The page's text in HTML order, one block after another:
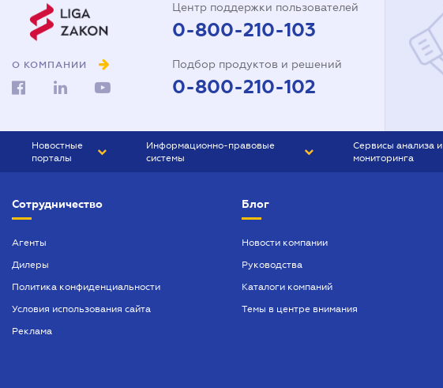
О КОМПАНИИ
Центр поддержки пользователей
0-800-210-103
Подбор продуктов и решений
0-800-210-102
Новостные
порталы
БИЗНЕС
Информационно-правовые
системы
БУХГАЛТЕР ПРОФ
ЮРИСТ ПРОФ
Сервисы анализа и
мониторинга
Сотрудничество
Агенты
Дилеры
Политика конфиденциальности
Условия использования сайта
Реклама
Блог
Новости компании
Руководства
Каталоги компаний
Темы в центре внимания